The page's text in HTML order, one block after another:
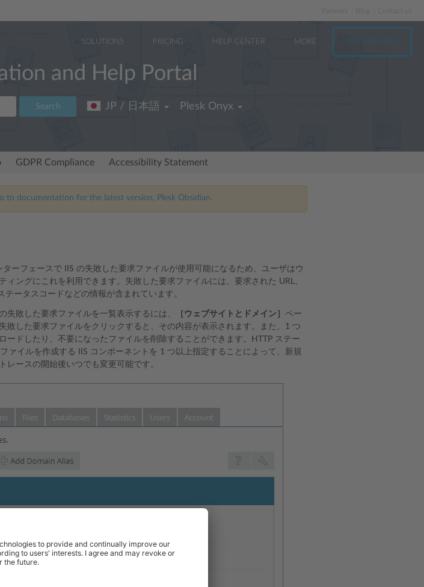
Partners
SOLUTIONS PRICING HELP CENTER MORE TRY FOR FREE
and Help Portal
Search JP / 日本語 Plesk Onyx
GDPR Compliance Accessibility Statement
to documentation for the latest version, Plesk Obsidian.
ーフェースで IIS の失敗した要求ファイルが使用可能になるため、ユーザはウ
ィングにこれを利用できます。失敗した要求ファイルには、要求された URL、
ータスコードなどの情報が含まれています。
失敗した要求ファイルを一覧表示するには、 ［ウェブサイトとドメイン］ ペー
敗した要求ファイルをクリックすると、その内容が表示されます。また、1 つ
ードしたり、不要になったファイルを削除することができます。HTTP ステー
ァイルを作成する IIS コンポーネントを 1 つ以上指定することによって、新規
レースの開始後いつでも変更可能です。